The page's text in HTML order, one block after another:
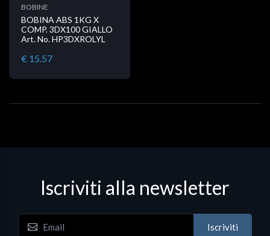
BOBINE
BOBINA ABS 1KG X
COMP. 3DX100 GIALLO
Art. No. HP3DXROLYL
€ 15.57
Iscriviti alla newsletter
Iscriviti